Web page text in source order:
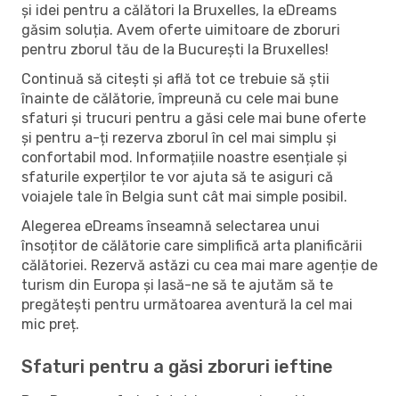
și idei pentru a călători la Bruxelles, la eDreams
găsim soluția. Avem oferte uimitoare de zboruri
pentru zborul tău de la București la Bruxelles!
Continuă să citești și află tot ce trebuie să știi
înainte de călătorie, împreună cu cele mai bune
sfaturi și trucuri pentru a găsi cele mai bune oferte
și pentru a-ți rezerva zborul în cel mai simplu și
confortabil mod. Informațiile noastre esențiale și
sfaturile experților te vor ajuta să te asiguri că
voiajele tale în Belgia sunt cât mai simple posibil.
Alegerea eDreams înseamnă selectarea unui
însoțitor de călătorie care simplifică arta planificării
călătoriei. Rezervă astăzi cu cea mai mare agenție de
turism din Europa și lasă-ne să te ajutăm să te
pregătești pentru următoarea aventură la cel mai
mic preț.
Sfaturi pentru a găsi zboruri ieftine